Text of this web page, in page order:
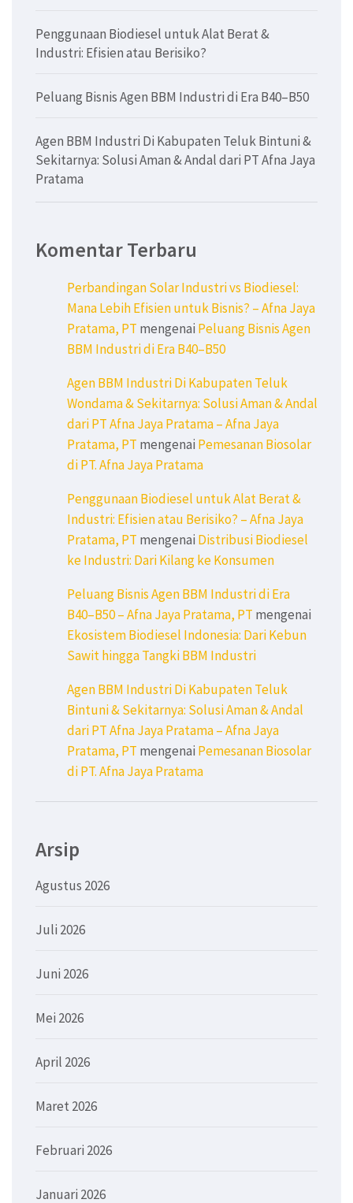
Penggunaan Biodiesel untuk Alat Berat &
Industri: Efisien atau Berisiko?
Peluang Bisnis Agen BBM Industri di Era B40–B50
Agen BBM Industri Di Kabupaten Teluk Bintuni &
Sekitarnya: Solusi Aman & Andal dari PT Afna Jaya
Pratama
Komentar Terbaru
Perbandingan Solar Industri vs Biodiesel:
Mana Lebih Efisien untuk Bisnis? – Afna Jaya
Pratama, PT mengenai Peluang Bisnis Agen
BBM Industri di Era B40–B50
Agen BBM Industri Di Kabupaten Teluk
Wondama & Sekitarnya: Solusi Aman & Andal
dari PT Afna Jaya Pratama – Afna Jaya
Pratama, PT mengenai Pemesanan Biosolar
di PT. Afna Jaya Pratama
Penggunaan Biodiesel untuk Alat Berat &
Industri: Efisien atau Berisiko? – Afna Jaya
Pratama, PT mengenai Distribusi Biodiesel
ke Industri: Dari Kilang ke Konsumen
Peluang Bisnis Agen BBM Industri di Era
B40–B50 – Afna Jaya Pratama, PT mengenai
Ekosistem Biodiesel Indonesia: Dari Kebun
Sawit hingga Tangki BBM Industri
Agen BBM Industri Di Kabupaten Teluk
Bintuni & Sekitarnya: Solusi Aman & Andal
dari PT Afna Jaya Pratama – Afna Jaya
Pratama, PT mengenai Pemesanan Biosolar
di PT. Afna Jaya Pratama
Arsip
Agustus 2026
Juli 2026
Juni 2026
Mei 2026
April 2026
Maret 2026
Februari 2026
Januari 2026